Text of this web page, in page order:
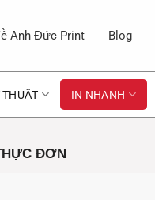
Anh Đức Print Blog
IN NHANH
ĐƠN